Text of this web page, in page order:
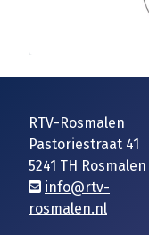
RTV-Rosmalen
Pastoriestraat 41
5241 TH Rosmalen
info@rtv-
rosmalen.nl